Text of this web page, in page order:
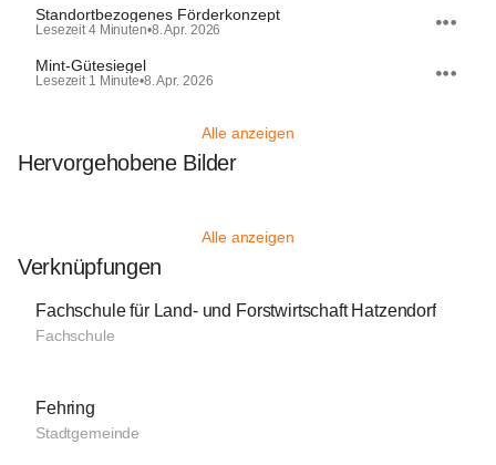
Standortbezogenes Förderkonzept
Lesezeit 4 Minuten•8. Apr. 2026
Mint-Gütesiegel
Lesezeit 1 Minute•8. Apr. 2026
Alle anzeigen
Hervorgehobene Bilder
Alle anzeigen
Verknüpfungen
Fachschule für Land- und Forstwirtschaft Hatzendorf
Fachschule
Fehring
Stadtgemeinde